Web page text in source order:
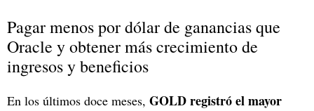
Pagar menos por dólar de ganancias que
Oracle y obtener más crecimiento de
ingresos y beneficios
En los últimos doce meses, GOLD registró el mayor